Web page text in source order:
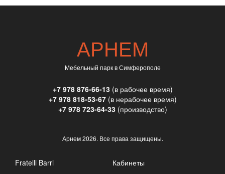
АРНЕМ
Мебельный парк в Симферополе
+7 978 876-66-13(в рабочее время)
+7 978 818-53-67(в нерабочее время)
+7 978 723-64-33(производство)
Арнем2026. Все права защищены.
Fratelli Barri
Кабинеты